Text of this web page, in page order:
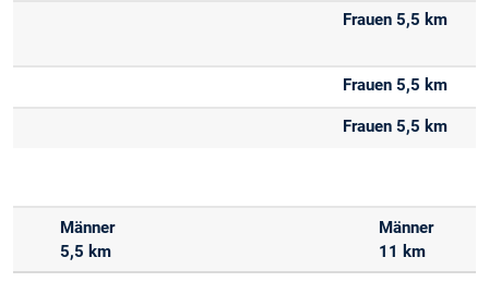
Männer
5,5 km
Männer
11 km